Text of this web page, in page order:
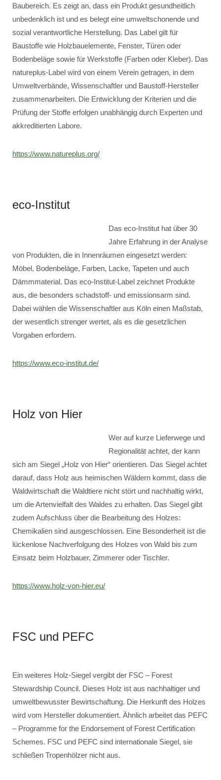
Baubereich. Es zeigt an, dass ein Produkt gesundheitlich
unbedenklich ist und es belegt eine umweltschonende und
sozial verantwortliche Herstellung. Das Label gilt für
Baustoffe wie Holzbauelemente, Fenster, Türen oder
Bodenbeläge sowie für Werkstoffe (Farben oder Kleber). Das
natureplus-Label wird von einem Verein getragen, in dem
Umweltverbände, Wissenschaftler und Baustoff-Hersteller
zusammenarbeiten. Die Entwicklung der Kriterien und die
Prüfung der Stoffe erfolgen unabhängig durch Experten und
akkreditierten Labore.
https://www.natureplus.org/
eco-Institut
Das eco-Institut hat über 30
Jahre Erfahrung in der Analyse
von Produkten, die in Innenräumen eingesetzt werden:
Möbel, Bodenbeläge, Farben, Lacke, Tapeten und auch
Dämmmaterial. Das eco-Institut-Label zeichnet Produkte
aus, die besonders schadstoff- und emissionsarm sind.
Dabei wählen die Wissenschaftler aus Köln einen Maßstab,
der wesentlich strenger wertet, als es die gesetzlichen
Vorgaben erfordern.
https://www.eco-institut.de/
Holz von Hier
Wer auf kurze Lieferwege und
Regionalität achtet, der kann
sich am Siegel „Holz von Hier“ orientieren. Das Siegel achtet
darauf, dass Holz aus heimischen Wäldern kommt, dass die
Waldwirtschaft die Waldtiere nicht stört und nachhaltig wirkt,
um die Artenvielfalt des Waldes zu erhalten. Das Siegel gibt
zudem Aufschluss über die Bearbeitung des Holzes:
Chemikalien sind ausgeschlossen. Eine Besonderheit ist die
lückenlose Nachverfolgung des Holzes von Wald bis zum
Einsatz beim Holzbauer, Zimmerer oder Tischler.
https://www.holz-von-hier.eu/
FSC und PEFC
Ein weiteres Holz-Siegel vergibt der FSC – Forest
Stewardship Council. Dieses Holz ist aus nachhaltiger und
umweltbewusster Bewirtschaftung. Die Herkunft des Holzes
wird vom Hersteller dokumentiert. Ähnlich arbeitet das PEFC
– Programme for the Endorsement of Forest Certification
Schemes. FSC und PEFC sind internationale Siegel, sie
schließen Tropenhölzer nicht aus.